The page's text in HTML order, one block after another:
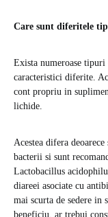
Care sunt diferitele
Exista numeroase tipuri
caracteristici diferite.
cont propriu in
lichide.
Acestea difera
bacterii si sunt
Lactobacillus
diareei asociate cu
mai scurta de sedere in
beneficiu, ar trebui